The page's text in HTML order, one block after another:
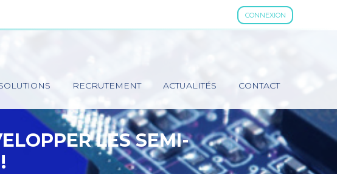
CONNEXION
RECRUTEMENT ACTUALITÉS CONTACT
LES SEMI-